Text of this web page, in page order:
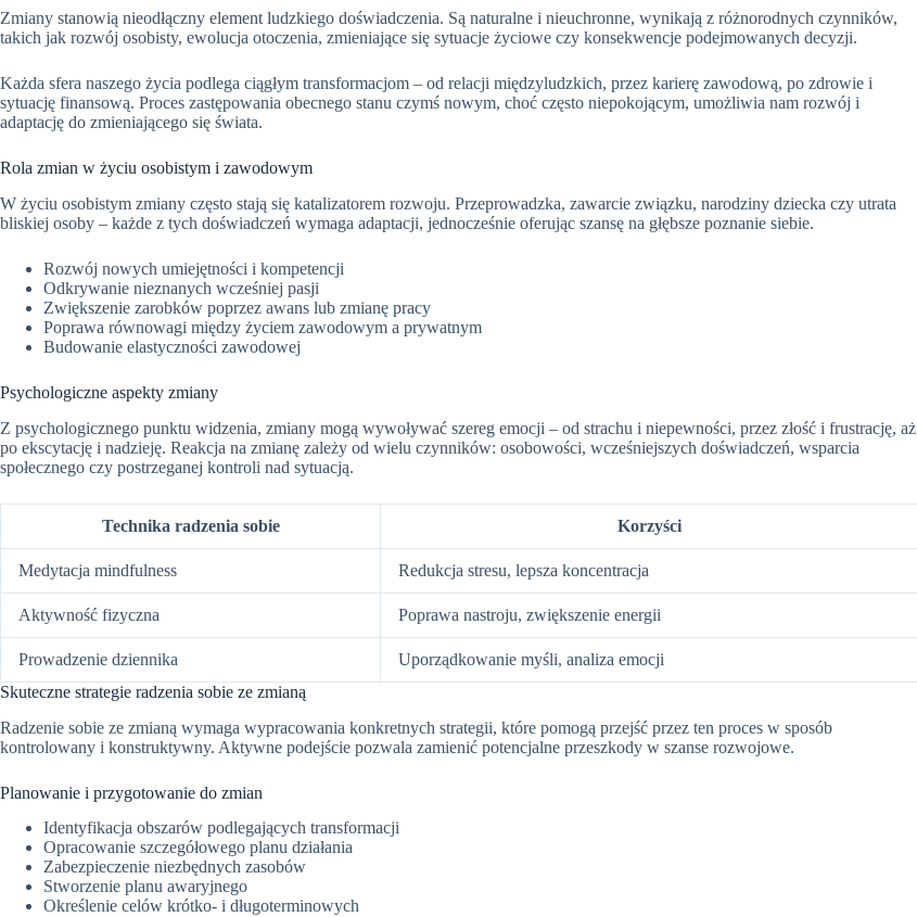
Zmiany stanowią nieodłączny element ludzkiego doświadczenia. Są naturalne i nieuchronne, wynikają z różnorodnych czynników,
takich jak rozwój osobisty, ewolucja otoczenia, zmieniające się sytuacje życiowe czy konsekwencje podejmowanych decyzji.
Każda sfera naszego życia podlega ciągłym transformacjom – od relacji międzyludzkich, przez karierę zawodową, po zdrowie i
sytuację finansową. Proces zastępowania obecnego stanu czymś nowym, choć często niepokojącym, umożliwia nam rozwój i
adaptację do zmieniającego się świata.
Rola zmian w życiu osobistym i zawodowym
W życiu osobistym zmiany często stają się katalizatorem rozwoju. Przeprowadzka, zawarcie związku, narodziny dziecka czy utrata
bliskiej osoby – każde z tych doświadczeń wymaga adaptacji, jednocześnie oferując szansę na głębsze poznanie siebie.
Rozwój nowych umiejętności i kompetencji
Odkrywanie nieznanych wcześniej pasji
Zwiększenie zarobków poprzez awans lub zmianę pracy
Poprawa równowagi między życiem zawodowym a prywatnym
Budowanie elastyczności zawodowej
Psychologiczne aspekty zmiany
Z psychologicznego punktu widzenia, zmiany mogą wywoływać szereg emocji – od strachu i niepewności, przez złość i frustrację, aż
po ekscytację i nadzieję. Reakcja na zmianę zależy od wielu czynników: osobowości, wcześniejszych doświadczeń, wsparcia
społecznego czy postrzeganej kontroli nad sytuacją.
Technika radzenia sobie Korzyści
Medytacja mindfulness Redukcja stresu, lepsza koncentracja
Aktywność fizyczna Poprawa nastroju, zwiększenie energii
Prowadzenie dziennika
Uporządkowanie myśli, analiza emocji
Skuteczne strategie radzenia sobie ze zmianą
Radzenie sobie ze zmianą wymaga wypracowania konkretnych strategii, które pomogą przejść przez ten proces w sposób
kontrolowany i konstruktywny. Aktywne podejście pozwala zamienić potencjalne przeszkody w szanse rozwojowe.
Planowanie i przygotowanie do zmian
Identyfikacja obszarów podlegających transformacji
Opracowanie szczegółowego planu działania
Zabezpieczenie niezbędnych zasobów
Stworzenie planu awaryjnego
Określenie celów krótko- i długoterminowych